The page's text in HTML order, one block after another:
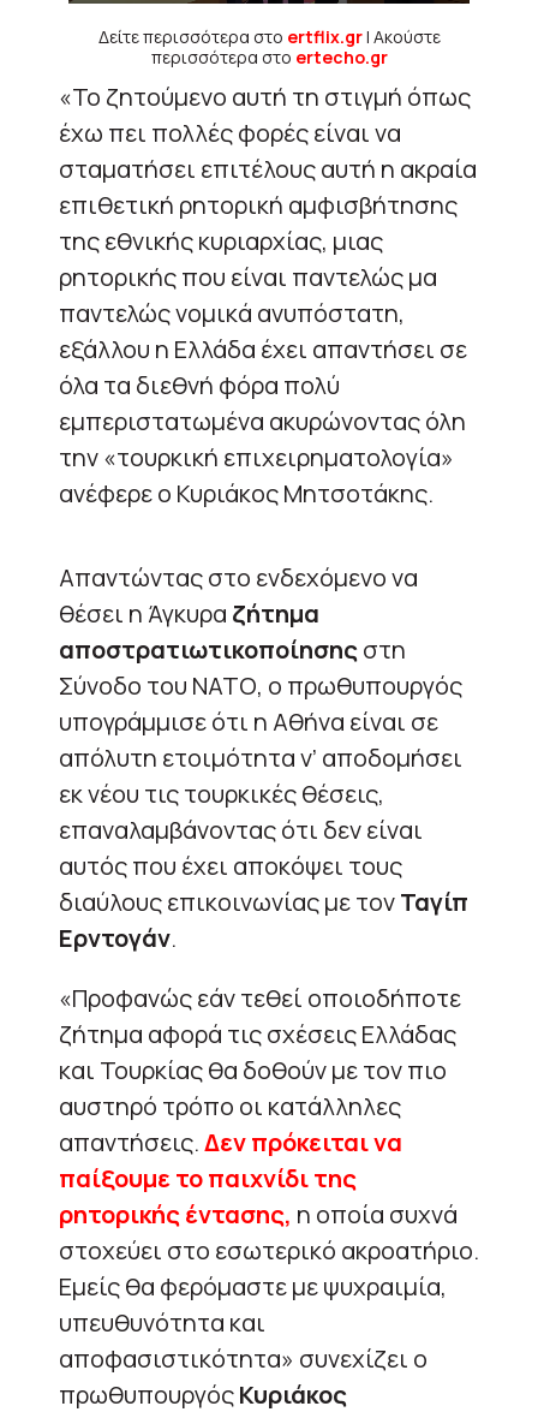
Δείτε περισσότερα στο ertflix.gr| Ακούστε
περισσότερα στο ertecho.gr
«Το ζητούμενο αυτή τη στιγμή όπως
έχω πει πολλές φορές είναι να
σταματήσει επιτέλους αυτή η ακραία
επιθετική ρητορική αμφισβήτησης
της εθνικής κυριαρχίας, μιας
ρητορικής που είναι παντελώς μα
παντελώς νομικά ανυπόστατη,
εξάλλου η Ελλάδα έχει απαντήσει σε
όλα τα διεθνή φόρα πολύ
εμπεριστατωμένα ακυρώνοντας όλη
την «τουρκική επιχειρηματολογία»
ανέφερε ο Κυριάκος Μητσοτάκης.
Απαντώντας στο ενδεχόμενο να
θέσει η Άγκυρα ζήτημα
αποστρατιωτικοποίησηςστη
Σύνοδο του ΝΑΤΟ, ο πρωθυπουργός
υπογράμμισε ότι η Αθήνα είναι σε
απόλυτη ετοιμότητα ν’ αποδομήσει
εκ νέου τις τουρκικές θέσεις,
επαναλαμβάνοντας ότι δεν είναι
αυτός που έχει αποκόψει τους
διαύλους επικοινωνίας με τονΤαγίπ
Ερντογάν.
«Προφανώς εάν τεθεί οποιοδήποτε
ζήτημα αφορά τις σχέσεις Ελλάδας
και Τουρκίας θα δοθούν με τον πιο
αυστηρό τρόπο οι κατάλληλες
απαντήσεις.Δεν πρόκειται να
παίξουμε το παιχνίδι της
ρητορικής έντασης, η οποία συχνά
στοχεύει στο εσωτερικό ακροατήριο.
Εμείς θα φερόμαστε με ψυχραιμία,
υπευθυνότητα και
αποφασιστικότητα» συνεχίζει ο
πρωθυπουργόςΚυριάκος